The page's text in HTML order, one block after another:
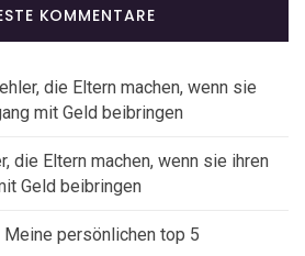
KOMMENTARE
die Eltern machen, wenn sie
mit Geld beibringen
die Eltern machen, wenn sie ihren
Geld beibringen
Meine persönlichen top 5